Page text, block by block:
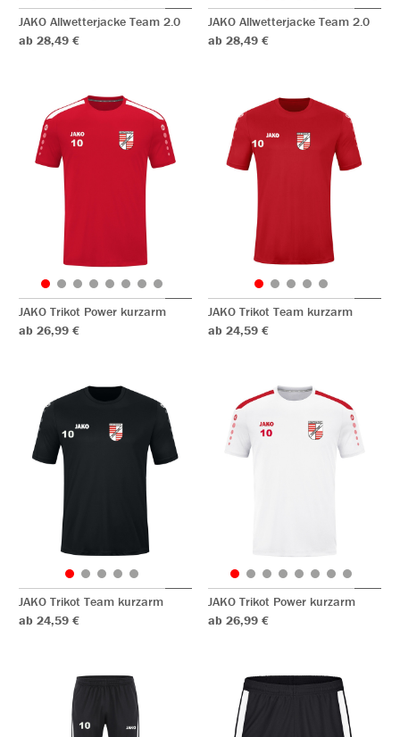
JAKO Allwetterjacke Team 2.0
ab 28,49 €
JAKO Allwetterjacke Team 2.0
ab 28,49 €
JAKO Trikot Power kurzarm
ab 26,99 €
JAKO Trikot Team kurzarm
ab 24,59 €
JAKO Trikot Team kurzarm
ab 24,59 €
JAKO Trikot Power kurzarm
ab 26,99 €